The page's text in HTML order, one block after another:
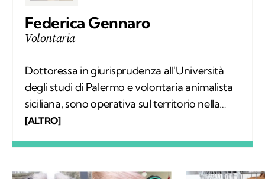
Federica Gennaro
Volontaria
Dottoressa in giurisprudenza all'Università
degli studi di Palermo e volontaria animalista
siciliana, sono operativa sul territorio nella
gestione del fenomeno del randagismo. La
Kodami ho la possibilità di esprimerle al
[ALTRO]